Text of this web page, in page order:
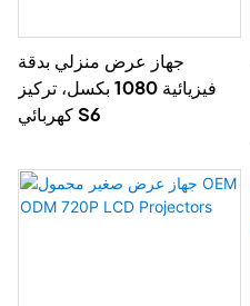
جهاز عرض منزلي بدقة
فيزيائية 1080 بكسل، تركيز
كهربائي S6